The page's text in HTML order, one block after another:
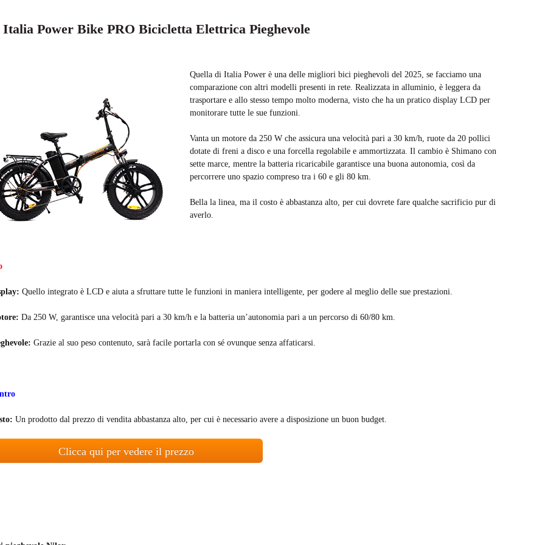
Italia Power Bike PRO Bicicletta Elettrica Pieghevole
Quella di Italia Power è una delle migliori bici pieghevoli del 2025, se facciamo una
comparazione con altri modelli presenti in rete. Realizzata in alluminio, è leggera da
trasportare e allo stesso tempo molto moderna, visto che ha un pratico display LCD per
monitorare tutte le sue funzioni.
Vanta un motore da 250 W che assicura una velocità pari a 30 km/h, ruote da 20 pollici
dotate di freni a disco e una forcella regolabile e ammortizzata. Il cambio è Shimano con
sette marce, mentre la batteria ricaricabile garantisce una buona autonomia, così da
percorrere uno spazio compreso tra i 60 e gli 80 km.
Bella la linea, ma il costo è abbastanza alto, per cui dovrete fare qualche sacrificio pur di
averlo.
Quello integrato è LCD e aiuta a sfruttare tutte le funzioni in maniera intelligente, per godere al meglio delle sue prestazioni.
Da 250 W, garantisce una velocità pari a 30 km/h e la batteria un’autonomia pari a un percorso di 60/80 km.
Grazie al suo peso contenuto, sarà facile portarla con sé ovunque senza affaticarsi.
Un prodotto dal prezzo di vendita abbastanza alto, per cui è necessario avere a disposizione un buon budget.
Clicca qui per vedere il prezzo